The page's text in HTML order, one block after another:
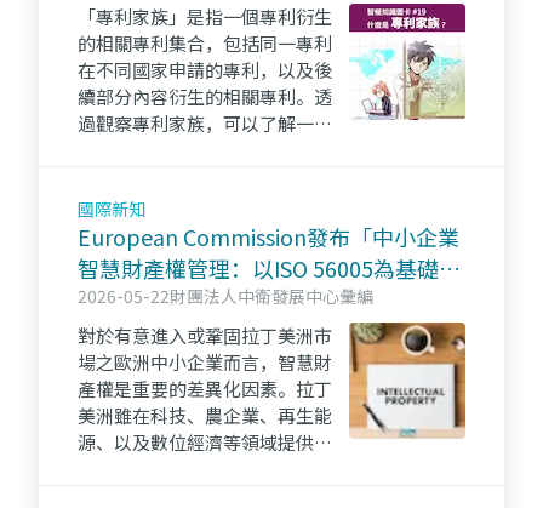
「專利家族」是指一個專利衍生
的相關專利集合，包括同一專利
在不同國家申請的專利，以及後
續部分內容衍生的相關專利。透
過觀察專利家族，可以了解一項
據。👉點進來看更多～iPKM資源
一把抓！！
國際新知
European Commission發布「中小企業
智慧財產權管理：以ISO 56005為基礎」
報導
2026-05-22財團法人中衛發展中心彙編
對於有意進入或鞏固拉丁美洲市
場之歐洲中小企業而言，智慧財
產權是重要的差異化因素。拉丁
美洲雖在科技、農企業、再生能
源、以及數位經濟等領域提供商